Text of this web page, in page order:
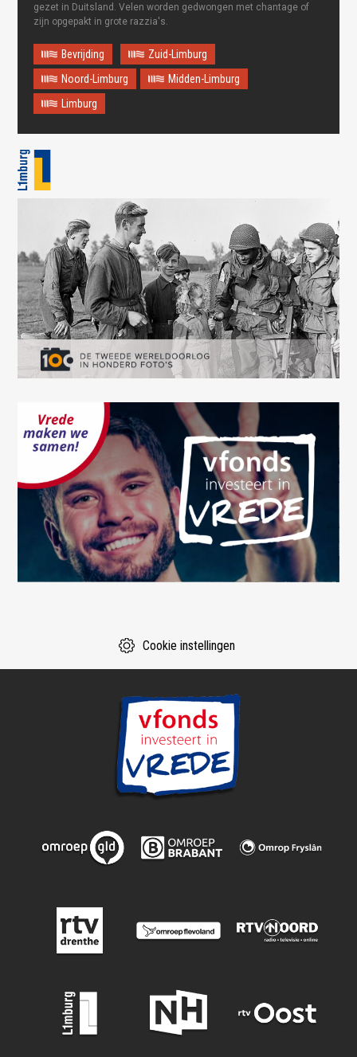
gezet in Duitsland. Velen worden gedwongen met chantage of
zijn opgepakt in grote razzia's.
Bevrijding
Zuid-Limburg
Noord-Limburg
Midden-Limburg
Limburg
Cookie instellingen